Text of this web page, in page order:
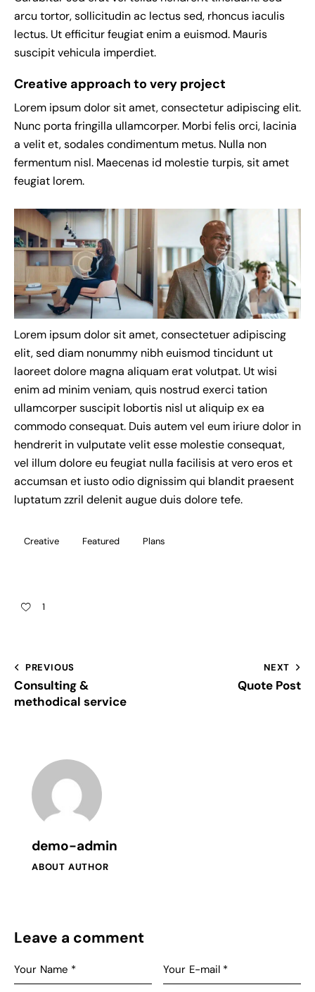
arcu tortor, sollicitudin ac lectus sed, rhoncus iaculis
lectus. Ut efficitur feugiat enim a euismod. Mauris
suscipit vehicula imperdiet.
Creative approach to very project
Lorem ipsum dolor sit amet, consectetur adipiscing elit.
Nunc porta fringilla ullamcorper. Morbi felis orci, lacinia
a velit et, sodales condimentum metus. Nulla non
fermentum nisl. Maecenas id molestie turpis, sit amet
feugiat lorem.
Lorem ipsum dolor sit amet, consectetuer adipiscing
elit, sed diam nonummy nibh euismod tincidunt ut
laoreet dolore magna aliquam erat volutpat. Ut wisi
enim ad minim veniam, quis nostrud exerci tation
ullamcorper suscipit lobortis nisl ut aliquip ex ea
commodo consequat. Duis autem vel eum iriure dolor in
hendrerit in vulputate velit esse molestie consequat,
vel illum dolore eu feugiat nulla facilisis at vero eros et
accumsan et iusto odio dignissim qui blandit praesent
luptatum zzril delenit augue duis dolore tefe.
Creative Featured Plans
1
PREVIOUS
Consulting &
methodical service
NEXT
Quote Post
demo-admin
ABOUT AUTHOR
Leave a comment